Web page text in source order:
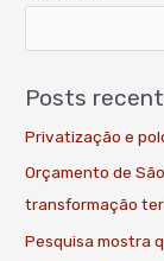
Posts
Privatização e
Orçamento de
transformação
Pesquisa mostra